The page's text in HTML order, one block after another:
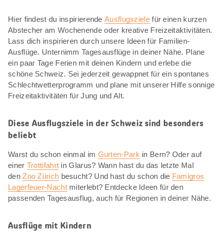
Hier findest du inspirierendeAusflugszielefür einen kurzen
Abstecher am Wochenende oder kreative Freizeitaktivitäten.
Lass dich inspirieren durch unsere Ideen für Familien-
Ausflüge. Unternimm Tagesausflüge in deiner Nähe. Plane
ein paar Tage Ferien mit deinen Kindern und erlebe die
schöne Schweiz. Sei jederzeit gewappnet für ein spontanes
Schlechtwetterprogramm und plane mit unserer Hilfe sonnige
Freizeitaktivitäten für Jung und Alt.
Diese Ausflugsziele in der Schweiz sind besonders
beliebt
Warst du schon einmal im Gurten-Park in Bern? Oder auf
einer Trottifahrt in Glarus? Wann hast du das letzte Mal
denZoo Zürich besucht? Und hast du schon die Famigros
Lagerfeuer-Nachtmiterlebt? Entdecke Ideen für den
passenden Tagesausflug, auch für Regionen in deiner Nähe.
Ausflüge mit Kindern